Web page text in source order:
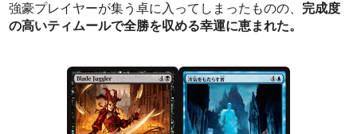
強豪プレイヤーが集う卓に入ってしまったものの、 完成度
の高いティムールで全勝を収める幸運に恵まれた。